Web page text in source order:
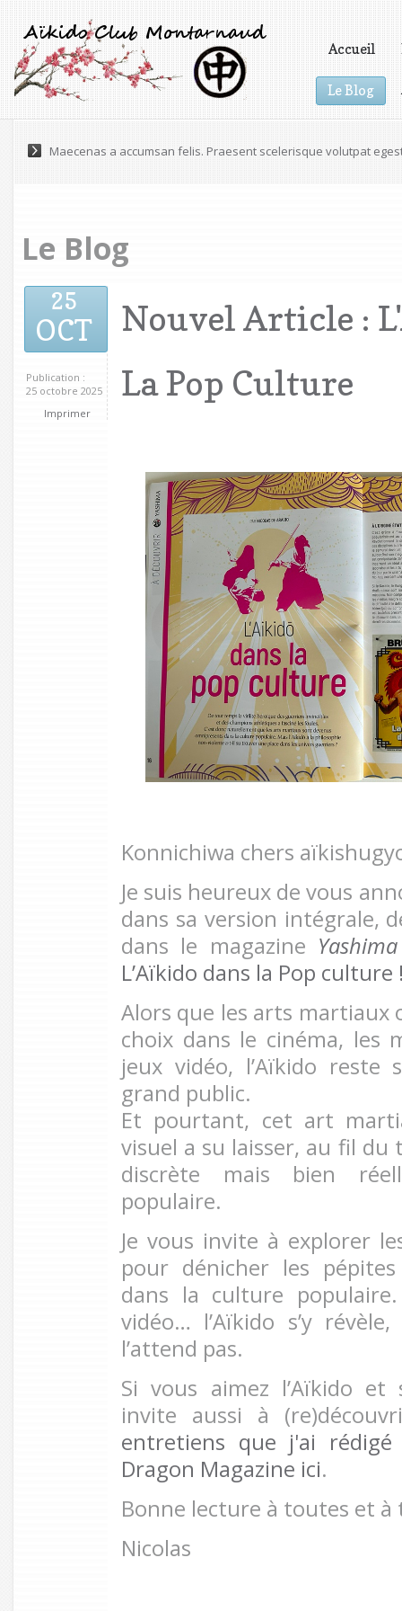
Accueil
Le Blog
Maecenas a accumsan felis. Praesent scelerisque volutpat
Le Blog
25
OCT
Publication :
25 octobre 2025
Imprimer
Nouvel Article :
La Pop Culture
Konnichiwa chers
Je suis heureux de vous
dans sa version intégrale,
dans le magazine Yashima
L’Aïkido dans la Pop culture
Alors que les arts martiaux
choix dans le cinéma, les
jeux vidéo, l’Aïkido reste
grand public.
Et pourtant, cet art
visuel a su laisser, au fil
discrète mais bien
populaire.
Je vous invite à explorer
pour dénicher les
dans la culture
vidéo… l’Aïkido s’y
l’attend pas.
Si vous aimez l’Aïkido
invite aussi à
entretiens que j'ai rédigé
Dragon Magazine ici.
Bonne lecture à toutes et à
Nicolas